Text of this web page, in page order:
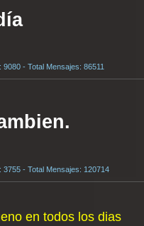
- Total Mensajes: 86511
3755 - Total Mensajes: 120714
en todos los dias